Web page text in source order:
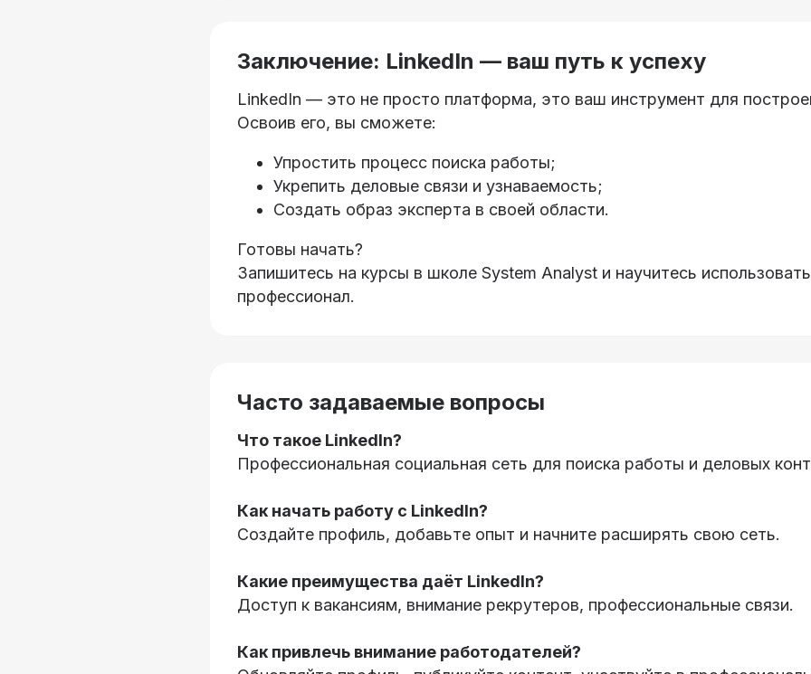
Заключение: LinkedIn — ваш путь к успеху
LinkedIn — это не просто платформа, это ваш инструмент для
Освоив его, вы сможете:
Упростить процесс поиска работы;
Укрепить деловые связи и узнаваемость;
Создать образ эксперта в своей области.
Готовы начать?
Запишитесь на курсы в школе System Analyst и научитесь
профессионал.
Часто задаваемые вопросы
Что такое LinkedIn?
Профессиональная социальная сеть для поиска работы и деловых
Как начать работу с LinkedIn?
Создайте профиль, добавьте опыт и начните расширять свою сеть.
Какие преимущества даёт LinkedIn?
Доступ к вакансиям, внимание рекрутеров, профессиональные связи.
Как привлечь внимание работодателей?